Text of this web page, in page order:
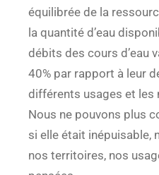
équilibrée de la
la quantité d’eau
débits des cours d’eau
40% par rapport à leur
différents usages et les
Nous ne pouvons plus
si elle était inépuisable,
nos territoires, nos